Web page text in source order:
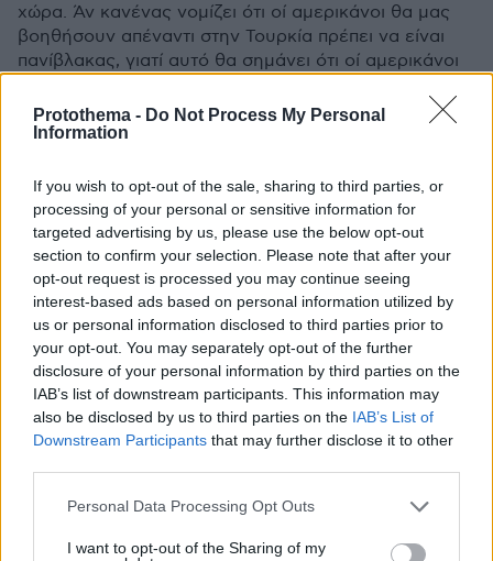
Protothema - Do Not Process My Personal
Information
If you wish to opt-out of the sale, sharing to third parties, or
processing of your personal or sensitive information for
targeted advertising by us, please use the below opt-out
section to confirm your selection. Please note that after your
opt-out request is processed you may continue seeing
interest-based ads based on personal information utilized by
us or personal information disclosed to third parties prior to
your opt-out. You may separately opt-out of the further
disclosure of your personal information by third parties on the
IAB’s list of downstream participants. This information may
also be disclosed by us to third parties on the IAB’s List of
Downstream Participants that may further disclose it to other
Please note that this website/app uses one or more Google
not limited to your visit or usage behaviour. You may click to
Personal Data Processing Opt Outs
I want to opt-out of the Sharing of my
χώρα. Άν κανένας νομίζει ότι οί αμερικάνοι θα μας
βοηθήσουν απέναντι στην Τουρκία πρέπει να είναι
πανίβλακας, γιατί αυτό θα σημάνει ότι οί αμερικάνοι
ΑΠΑΝΤΗΣΗ
27.09.2022, 17:03
Δυο αποτελέσματα: Νόμιμα θα κατέχουμε το 80%
του Αιγαίου και ο Κυριάκος θα βγαίνει
πρωθυπουργός μέχρι να βγει στη σύνταξη.
ΑΠΑΝΤΗΣΗ
Η
27.09.2022, 18:05
Είστε γελασμένοι στην πρεσβεία.
ΑΠΑΝΤΗΣΗ
Ποιο λακαμας πεθαίνεις
Επειδή δεν σου αρέσει ο Μητσοτάκης έχεις